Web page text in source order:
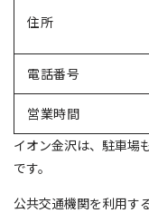
住所
電話番号
営業時間
イオン金沢は、駐車場
です。
公共交通機関を利用す